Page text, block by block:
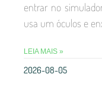
entrar no
usa um óculos e
LEIA MAIS »
2026-08-05